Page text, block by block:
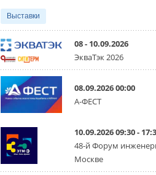
систему DVM на R32
Линейка включает семь
производительностью
Суммарная длина
3 АВГУСТА 2026
«СиСофт
итоги конкурса
стартует уже в сентябре
3 АВГУСТА 2026
«Русклимат»
Выставки
08 - 10.09.2026
ЭкваТэк 2026
08.09.2026 00:00
А-ФЕСТ
10.09.2026 09:30 -
48-й Форум
Москве